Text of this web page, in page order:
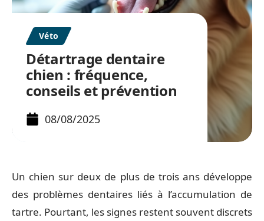
Véto
Détartrage dentaire
chien : fréquence,
conseils et prévention
08/08/2025
Un chien sur deux de plus de trois ans développe
des problèmes dentaires liés à l’accumulation de
tartre. Pourtant, les signes restent souvent discrets